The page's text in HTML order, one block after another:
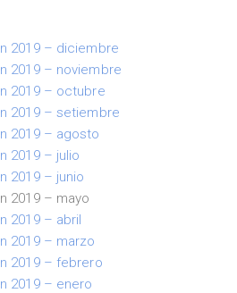
2019 – diciembre
2019 – noviembre
2019 – octubre
2019 – setiembre
2019 – agosto
2019 – julio
2019 – junio
2019 – mayo
2019 – abril
2019 – marzo
2019 – febrero
2019 – enero